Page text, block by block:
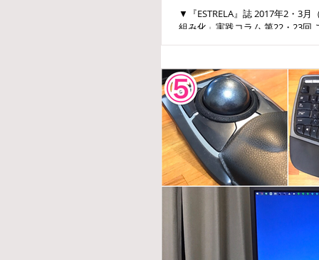
ための「仕事」の
▼『ESTRELA』誌 2017年2・3
組み化」実践コラム 第22・23回